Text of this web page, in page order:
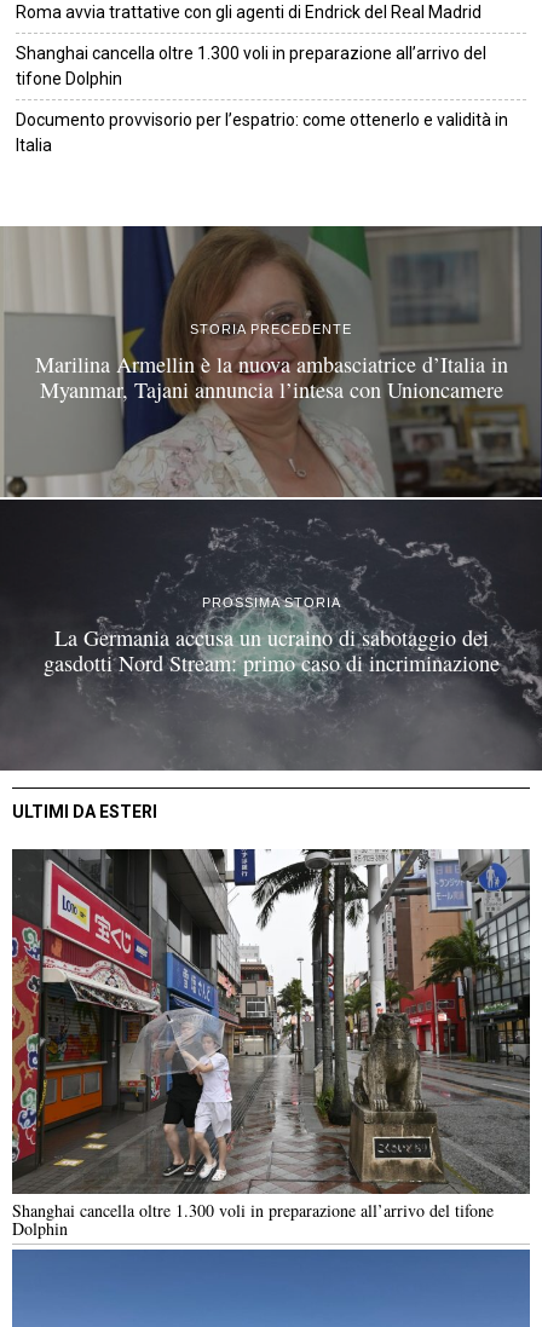
Roma avvia trattative con gli agenti di Endrick del Real Madrid
Shanghai cancella oltre 1.300 voli in preparazione all’arrivo del
tifone Dolphin
Documento provvisorio per l’espatrio: come ottenerlo e validità in
Italia
STORIA PRECEDENTE
Marilina Armellin è la nuova ambasciatrice d’Italia in
Myanmar, Tajani annuncia l’intesa con Unioncamere
PROSSIMA STORIA
La Germania accusa un ucraino di sabotaggio dei
gasdotti Nord Stream: primo caso di incriminazione
ULTIMI DA ESTERI
Shanghai cancella oltre 1.300 voli in preparazione all’arrivo del tifone
Dolphin